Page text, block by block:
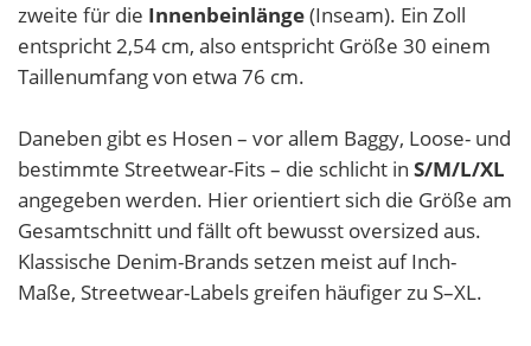
zweite für die Innenbeinlänge(Inseam). Ein Zoll
entspricht 2,54 cm, also entspricht Größe 30 einem
Taillenumfang von etwa 76 cm.
Daneben gibt es Hosen – vor allem Baggy, Loose- und
bestimmte Streetwear-Fits – die schlicht in S/M/L/XL
angegeben werden. Hier orientiert sich die Größe am
Gesamtschnitt und fällt oft bewusst oversized aus.
Klassische Denim-Brands setzen meist auf Inch-
Maße, Streetwear-Labels greifen häufiger zu S–XL.